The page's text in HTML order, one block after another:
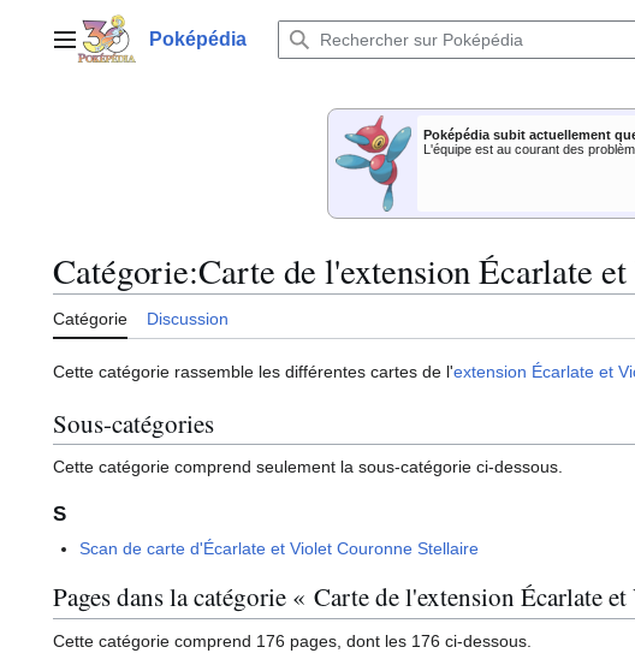
contenuMenu principalPoképédia
Poképédia subit actuellement
L'équipe est au courant des
Catégorie:Carte de l'extension Écarlate
Catégorie Discussion
Cette catégorie rassemble les différentes cartes de l'extension Écarlate et
Sous-catégories
Cette catégorie comprend seulement la sous-catégorie ci-dessous.
S
Scan de carte d'Écarlate et Violet Couronne Stellaire
Pages dans la catégorie « Carte de l'extension Écarlate
Cette catégorie comprend 176 pages, dont les 176 ci-dessous.